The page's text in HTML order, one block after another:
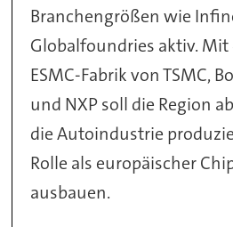
Branchengrößen wie
Globalfoundries aktiv. Mit
ESMC-Fabrik von TSMC,
und NXP soll die Region
die Autoindustrie
Rolle als europäischer
ausbauen.